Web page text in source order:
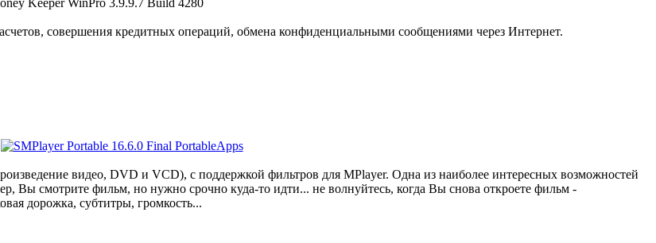
совершения кредитных операций, обмена конфиденциальными сообщениями через Интернет.
видео, DVD и VCD), с поддержкой фильтров для MPlayer. Одна из наиболее интересных возможностей
Вы смотрите фильм, но нужно срочно куда-то идти... не волнуйтесь, когда Вы снова откроете фильм -
дорожка, субтитры, громкость...